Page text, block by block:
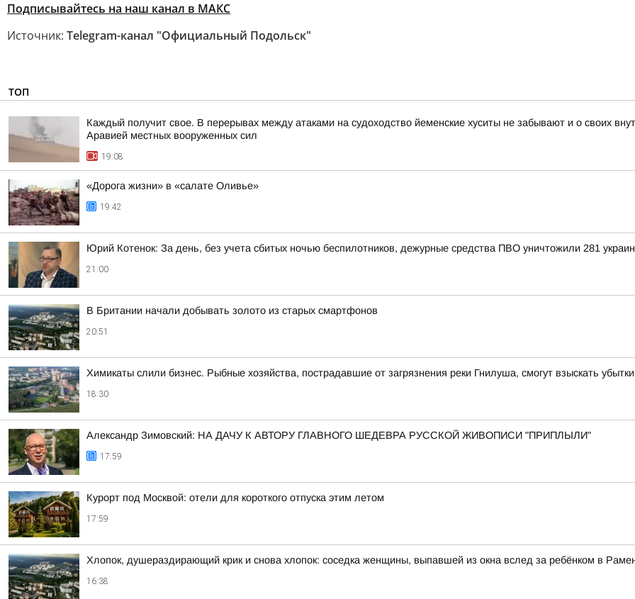
Подписывайтесь на наш канал в МАКС
Источник: Telegram-канал "Официальный Подольск"
ТОП
Каждый получит свое. В перерывах между атаками на судоходство йеменские хуситы не забывают и о своих
Аравией местных вооруженных сил
19:08
«Дорога жизни» в «салате Оливье»
19:42
Юрий Котенок: За день, без учета сбитых ночью беспилотников, дежурные средства ПВО уничтожили 281
21:00
В Британии начали добывать золото из старых смартфонов
20:51
Химикаты слили бизнес. Рыбные хозяйства, пострадавшие от загрязнения реки Гнилуша, смогут взыскать убытки
18:30
Александр Зимовский: НА ДАЧУ К АВТОРУ ГЛАВНОГО ШЕДЕВРА РУССКОЙ ЖИВОПИСИ "ПРИПЛЫЛИ"
17:59
Курорт под Москвой: отели для короткого отпуска этим летом
17:59
Хлопок, душераздирающий крик и снова хлопок: соседка женщины, выпавшей из окна вслед за ребёнком в
16:38